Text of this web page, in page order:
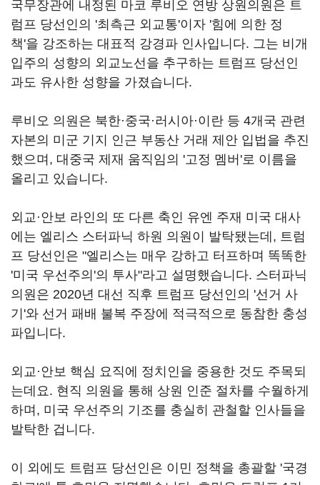
국무장관에 내정된 마코 루비오 연방 상원의원은 트
럼프 당선인의 '최측근 외교통'이자 '힘에 의한 정
책'을 강조하는 대표적 강경파 인사입니다. 그는 비개
입주의 성향의 외교노선을 추구하는 트럼프 당선인
과도 유사한 성향을 가졌습니다.
루비오 의원은 북한·중국·러시아·이란 등 4개국 관련
자본의 미군 기지 인근 부동산 거래 제안 입법을 추진
했으며, 대중국 제재 움직임의 '고정 멤버'로 이름을
올리고 있습니다.
외교·안보 라인의 또 다른 축인 유엔 주재 미국 대사
에는 엘리스 스터파닉 하원 의원이 발탁됐는데, 트럼
프 당선인은 "엘리스는 매우 강하고 터프하며 똑똑한
'미국 우선주의'의 투사"라고 설명했습니다. 스터파닉
의원은 2020년 대선 직후 트럼프 당선인의 '선거 사
기'와 선거 패배 불복 주장에 적극적으로 동참한 충성
파입니다.
외교·안보 핵심 요직에 정치인을 중용한 것도 주목되
는데요. 현직 의원을 통해 상원 인준 절차를 수월하게
하며, 미국 우선주의 기조를 충실히 관철할 인사들을
발탁한 겁니다.
이 외에도 트럼프 당선인은 이민 정책을 총괄할 '국경